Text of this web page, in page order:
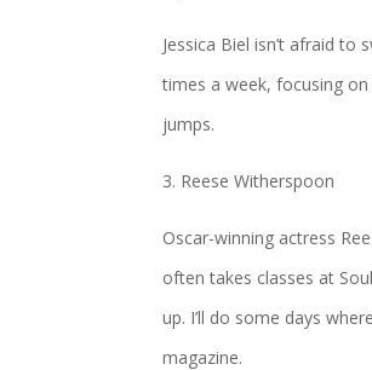
Jessica Biel isn’t afraid
times a week, focusing
jumps.
3. Reese Witherspoon
Oscar-winning actress
often takes classes at
up. I’ll do some days
magazine.